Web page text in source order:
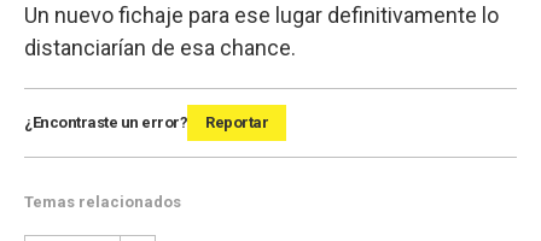
Un nuevo fichaje para ese lugar definitivamente lo
distanciarían de esa chance.
¿Encontraste un error? Reportar
Temas relacionados